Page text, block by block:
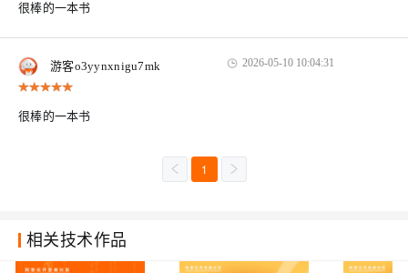
很棒的一本书
游客o3yynxnigu7mk 2026-05-10 10:04:31
很棒的一本书
1
相关技术作品